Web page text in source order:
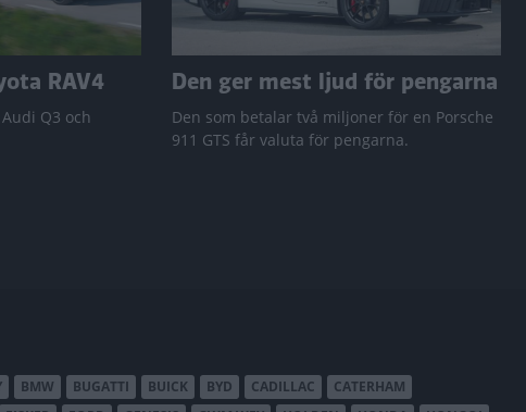
RAV4
Q3 och
Den ger mest ljud för pengarna
Den som betalar två miljoner för en Porsche
911 GTS får valuta för pengarna.
BMW BUGATTI BUICK BYD CADILLAC
CATERHAM